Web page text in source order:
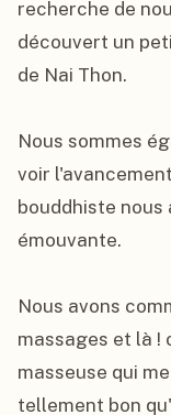
recherche de
découvert un
de Nai Thon.
Nous sommes
voir
bouddhiste
émouvante.
Nous avons
massages et là !
masseuse qui
tellement bon